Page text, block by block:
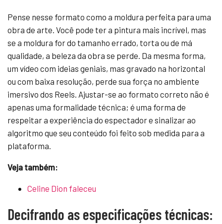
Pense nesse formato como a moldura perfeita para uma
obra de arte. Você pode ter a pintura mais incrível, mas
se a moldura for do tamanho errado, torta ou de má
qualidade, a beleza da obra se perde. Da mesma forma,
um vídeo com ideias geniais, mas gravado na horizontal
ou com baixa resolução, perde sua força no ambiente
imersivo dos Reels. Ajustar-se ao formato correto não é
apenas uma formalidade técnica; é uma forma de
respeitar a experiência do espectador e sinalizar ao
algoritmo que seu conteúdo foi feito sob medida para a
plataforma.
Veja também:
Celine Dion faleceu
Decifrando as especificações técnicas: